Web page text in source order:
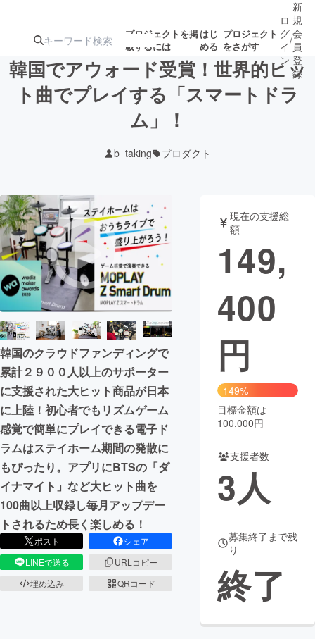
プロジェクトを掲
載するには
はじ
める
プロジェクト
をさがす
注目の新着プロ
募集終了が近いプ
テクノロジー・ガジェット
映像・映画 書籍・雑誌
ビジネス・起業 チャレンジ
まちづくり・地域活性化
CAMPFIRE for Social Good
CAMPFIRE Creation
CAMPFIREふるさと納税machi-ya コミュニティ
ロ
グ
イ
ン
/
新
規
会
員
登
録
韓国でアウォード受賞！世界的ヒッ
ト曲でプレイする「スマートドラ
ム」！
b_taking プロダクト
韓国のクラウドファンディングで
累計２９００人以上のサポーター
に支援された大ヒット商品が日本
に上陸！初心者でもリズムゲーム
感覚で簡単にプレイできる電子ド
ラムはステイホーム期間の発散に
もぴったり。アプリにBTSの「ダ
イナマイト」など大ヒット曲を
100曲以上収録し毎月アップデー
トされるため長く楽しめる！
ポスト
シェア
LINEで送る
URLコピー
埋め込み
QRコード
現在の支援総
額
149,
400
円
149%
目標金額は
100,000円
支援者数
3人
募集終了まで残
り
終了